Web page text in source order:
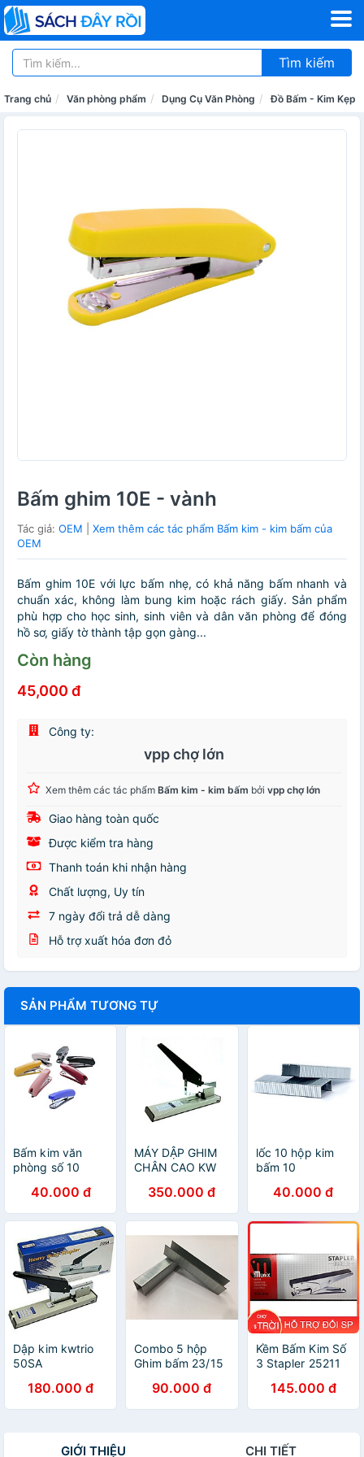
Tìm kiếm
Trang chủ Văn phòng phẩm Dụng Cụ Văn Phòng Đồ Bấm - Kim Kẹp
Bấm ghim 10E - vành
Tác giả: OEM
Xem thêm các tác phẩm Bấm kim - kim bấm của
OEM
Bấm ghim 10E với lực bấm nhẹ, có khả năng bấm nhanh và
chuẩn xác, không làm bung kim hoặc rách giấy. Sản phẩm
phù hợp cho học sinh, sinh viên và dân văn phòng để đóng
hồ sơ, giấy tờ thành tập gọn gàng...
Còn hàng
45,000 đ
Công ty:
vpp chợ lớn
Xem thêm các tác phẩm Bấm kim - kim bấm bởi vpp chợ lớn
Giao hàng toàn quốc
Được kiểm tra hàng
Thanh toán khi nhận hàng
Chất lượng, Uy tín
7 ngày đổi trả dễ dàng
Hỗ trợ xuất hóa đơn đỏ
SẢN PHẨM TƯƠNG TỰ
Bấm kim văn
phòng số 10
40.000 đ
MÁY DẬP GHIM
CHÂN CAO KW
350.000 đ
lốc 10 hộp kim
bấm 10
40.000 đ
Dập kim kwtrio
50SA
180.000 đ
Combo 5 hộp
Ghim bấm 23/15
90.000 đ
Kềm Bấm Kim Số
3 Stapler 25211
145.000 đ
GIỚI THIỆU CHI TIẾT